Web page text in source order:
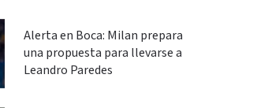
Alerta en Boca: Milan prepara
una propuesta para llevarse a
Leandro Paredes